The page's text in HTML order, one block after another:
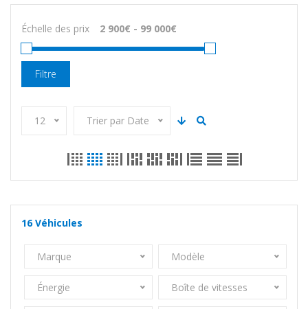
Échelle des prix
Filtre
12 Trier par Date
16 Véhicules
Marque Modèle
Énergie Boîte de vitesses